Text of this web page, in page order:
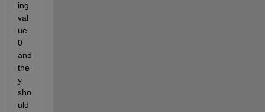
ing
val
ue
0
and
the
y
sho
uld